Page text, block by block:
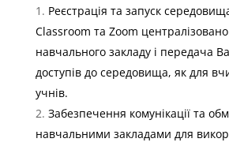
Реєстрація та запуск
Classroom та Zoom
навчального закладу і передача
доступів до середовища, як для
учнів.
Забезпечення комунікації та
навчальними закладами для